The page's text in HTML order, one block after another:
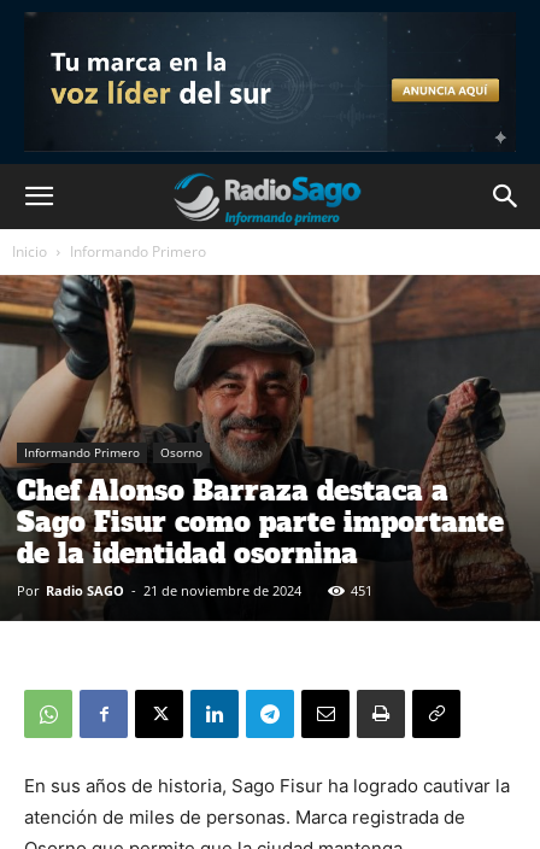
Inicio Informando Primero
Informando Primero Osorno
Chef Alonso Barraza destaca a
Sago Fisur como parte importante
de la identidad osornina
Por Radio SAGO - 21 de noviembre de 2024 451
En sus años de historia, Sago Fisur ha logrado cautivar la
atención de miles de personas. Marca registrada de